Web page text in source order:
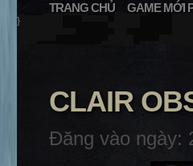
TRANG CHỦ GAME MỚI
}
CLAIR
Đăng vào ngày: